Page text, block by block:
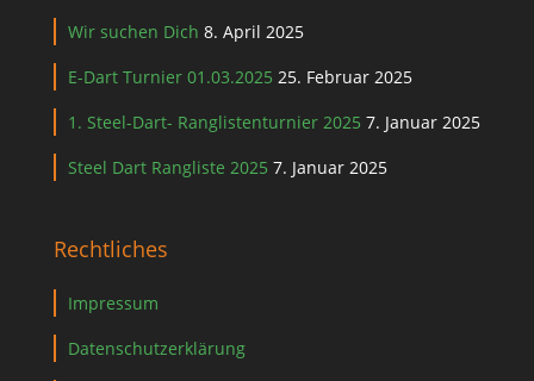
Wir suchen Dich 8. April 2025
E-Dart Turnier 01.03.2025 25. Februar 2025
1. Steel-Dart- Ranglistenturnier 2025 7. Januar 2025
Steel Dart Rangliste 2025 7. Januar 2025
Rechtliches
Impressum
Datenschutzerklärung